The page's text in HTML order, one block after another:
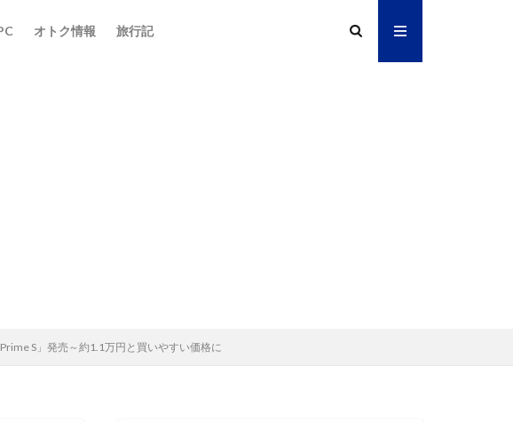
オトク情報 旅行記
S」発売～約1.1万円と買いやすい価格に